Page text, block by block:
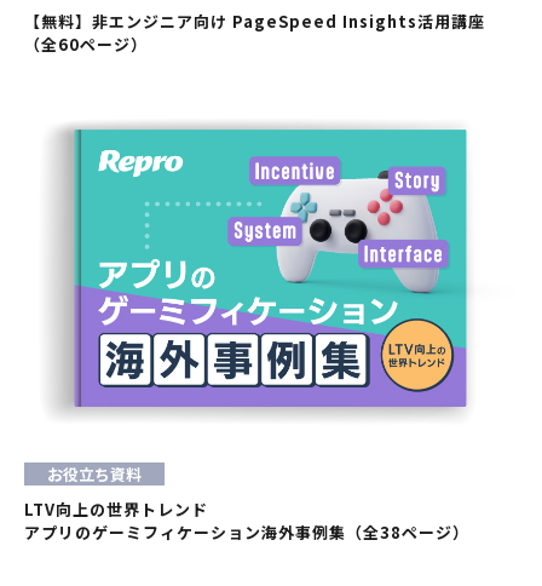
【無料】非エンジニア向け PageSpeed Insights活用講座
（全60ページ）
お役立ち資料
LTV向上の世界トレンド
アプリのゲーミフィケーション海外事例集（全38ページ）